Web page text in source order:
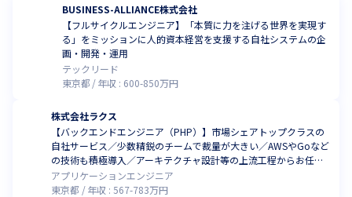
BUSINESS-ALLIANCE株式会社
【フルサイクルエンジニア】「本質に力を注げる世界を実現す
る」をミッションに人的資本経営を支援する自社システムの企
画・開発・運用
テックリード
東京都
年収 : 600-850万円
株式会社ラクス
【バックエンドエンジニア（PHP）】市場シェアトップクラスの
自社サービス／少数精鋭のチームで裁量が大きい／AWSやGoなど
の技術も積極導入／アーキテクチャ設計等の上流工程からお任
せ！
アプリケーションエンジニア
東京都
年収 :567-783万円